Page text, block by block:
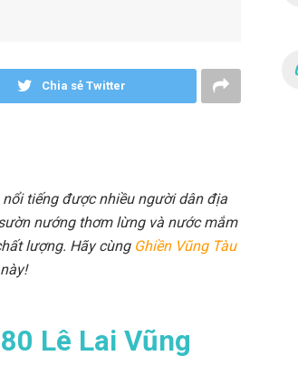
Chia sẻ Twitter
tiếng được nhiều người dân địa
nướng thơm lừng và nước mắm
lượng. Hãy cùng Ghiền Vũng Tàu
Lê Lai Vũng